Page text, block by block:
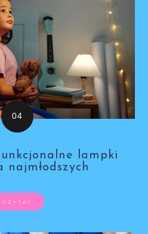
lampki
najmłodszych
CZYTAJ